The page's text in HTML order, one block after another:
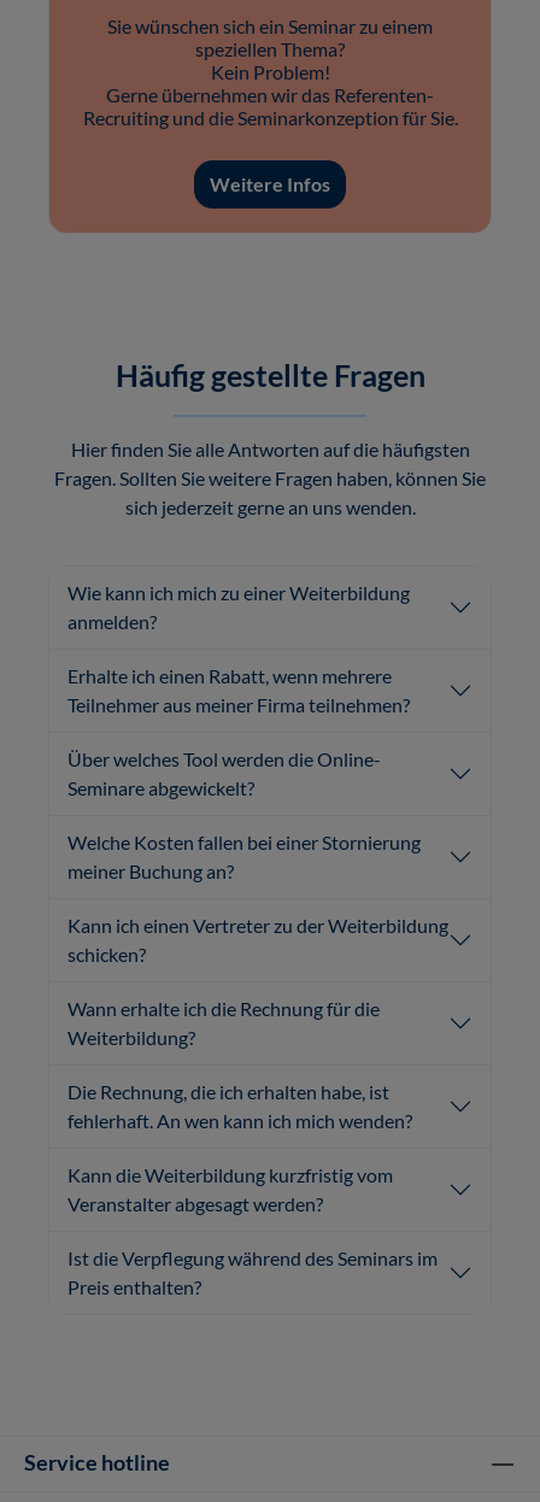
Sie wünschen sich ein Seminar zu einem
speziellen Thema?
Kein Problem!
Gerne übernehmen wir das Referenten-
Recruiting und die Seminarkonzeption für Sie.
Weitere Infos
Häufig gestellte Fragen
Hier finden Sie alle Antworten auf die häufigsten
Fragen. Sollten Sie weitere Fragen haben, können Sie
sich jederzeit gerne an uns wenden.
Wie kann ich mich zu einer Weiterbildung
anmelden?
Erhalte ich einen Rabatt, wenn mehrere
Teilnehmer aus meiner Firma teilnehmen?
Über welches Tool werden die Online-
Seminare abgewickelt?
Welche Kosten fallen bei einer Stornierung
meiner Buchung an?
Kann ich einen Vertreter zu der Weiterbildung
schicken?
Wann erhalte ich die Rechnung für die
Weiterbildung?
Die Rechnung, die ich erhalten habe, ist
fehlerhaft. An wen kann ich mich wenden?
Kann die Weiterbildung kurzfristig vom
Veranstalter abgesagt werden?
Ist die Verpflegung während des Seminars im
Preis enthalten?
Service hotline